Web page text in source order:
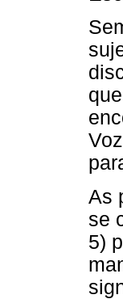
As
se
5)